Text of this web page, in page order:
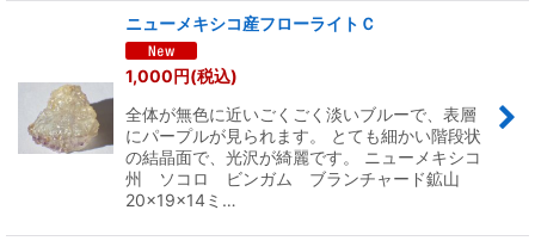
ニューメキシコ産フローライトＣ
1,000円(税込)
全体が無色に近いごくごく淡いブルーで、表層
にパープルが見られます。 とても細かい階段状
の結晶面で、光沢が綺麗です。 ニューメキシコ
州 ソコロ ビンガム ブランチャード鉱山
20×19×14ミ…